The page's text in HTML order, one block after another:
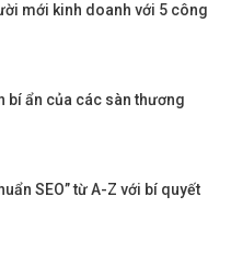
mới kinh doanh với 5 công
bí ẩn của các sàn thương
SEO” từ A-Z với bí quyết